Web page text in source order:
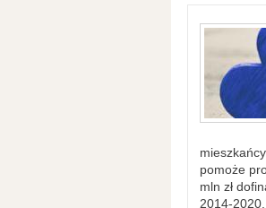
pomoże
mln zł
2014-